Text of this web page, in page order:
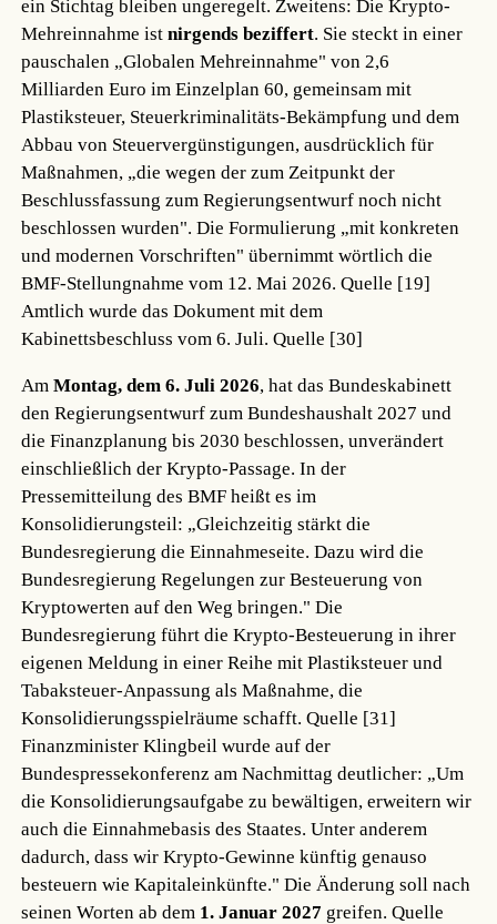
ein Stichtag bleiben ungeregelt. Zweitens: Die Krypto-
Mehreinnahme istnirgends beziffert. Sie steckt in einer
pauschalen „Globalen Mehreinnahme" von 2,6
Milliarden Euro im Einzelplan 60, gemeinsam mit
Plastiksteuer, Steuerkriminalitäts-Bekämpfung und dem
Abbau von Steuervergünstigungen, ausdrücklich für
Maßnahmen, „die wegen der zum Zeitpunkt der
Beschlussfassung zum Regierungsentwurf noch nicht
beschlossen wurden". Die Formulierung „mit konkreten
und modernen Vorschriften" übernimmt wörtlich die
BMF-Stellungnahme vom 12. Mai 2026.Quelle [19]
Amtlich wurde das Dokument mit dem
Kabinettsbeschluss vom 6. Juli.Quelle [30]
AmMontag, dem 6. Juli 2026, hat das Bundeskabinett
den Regierungsentwurf zum Bundeshaushalt 2027 und
die Finanzplanung bis 2030 beschlossen, unverändert
einschließlich der Krypto-Passage. In der
Pressemitteilung des BMF heißt es im
Konsolidierungsteil: „Gleichzeitig stärkt die
Bundesregierung die Einnahmeseite. Dazu wird die
Bundesregierung Regelungen zur Besteuerung von
Kryptowerten auf den Weg bringen." Die
Bundesregierung führt die Krypto-Besteuerung in ihrer
eigenen Meldung in einer Reihe mit Plastiksteuer und
Tabaksteuer-Anpassung als Maßnahme, die
Konsolidierungsspielräume schafft.Quelle [31]
Finanzminister Klingbeil wurde auf der
Bundespressekonferenz am Nachmittag deutlicher: „Um
die Konsolidierungsaufgabe zu bewältigen, erweitern wir
auch die Einnahmebasis des Staates. Unter anderem
dadurch, dass wir Krypto-Gewinne künftig genauso
besteuern wie Kapitaleinkünfte." Die Änderung soll nach
seinen Worten ab dem 1. Januar 2027 greifen.Quelle